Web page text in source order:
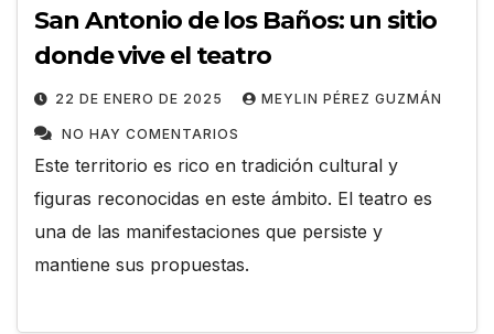
San Antonio de los Baños: un sitio
donde vive el teatro
22 DE ENERO DE 2025 MEYLIN PÉREZ GUZMÁN
NO HAY COMENTARIOS
Este territorio es rico en tradición cultural y
figuras reconocidas en este ámbito. El teatro es
una de las manifestaciones que persiste y
mantiene sus propuestas.